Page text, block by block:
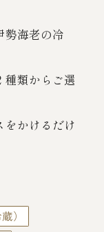
勢海老の冷
類からご選
かけるだけ
）